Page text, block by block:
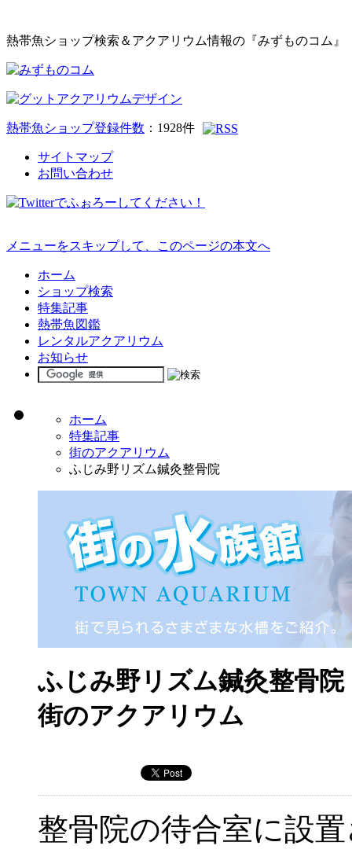
熱帯魚ショップ検索＆アクアリウム情報の『みずものコム』
熱帯魚ショップ登録件数 ： 1928件
サイトマップ
お問い合わせ
メニューをスキップして、このページの本文へ
ホーム
ショップ検索
特集記事
熱帯魚図鑑
レンタルアクアリウム
お知らせ
ホーム
特集記事
街のアクアリウム
ふじみ野リズム鍼灸整骨院
ふじみ野リズム鍼灸整骨院
街のアクアリウム
整骨院の待合室に設